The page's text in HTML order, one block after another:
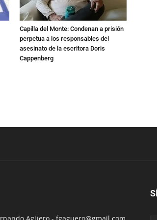
Capilla del Monte: Condenan a prisión
perpetua a los responsables del
asesinato de la escritora Doris
Cappenberg